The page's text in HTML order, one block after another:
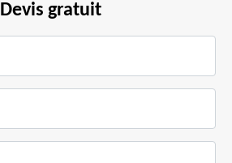
Devis gratuit